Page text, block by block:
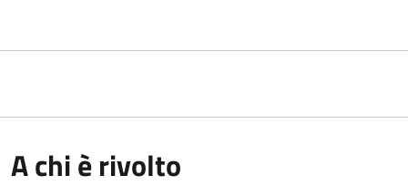
A chi è rivolto